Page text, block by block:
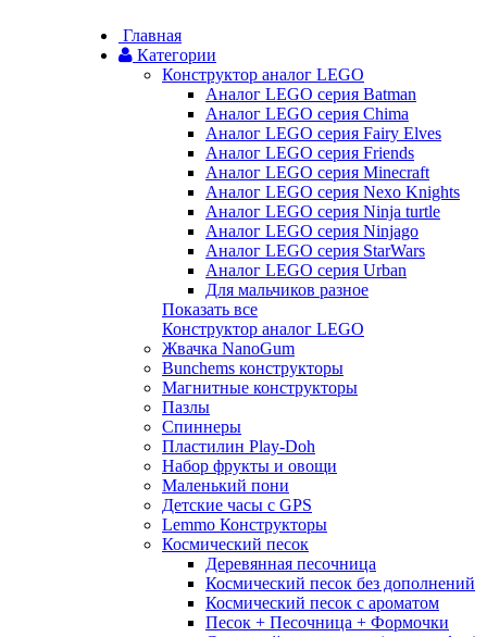
Главная
Категории
Конструктор аналог LEGO
Аналог LEGO серия Batman
Аналог LEGO серия Chima
Аналог LEGO серия Fairy Elves
Аналог LEGO серия Friends
Аналог LEGO серия Minecraft
Аналог LEGO серия Nexo Knights
Аналог LEGO серия Ninja turtle
Аналог LEGO серия Ninjago
Аналог LEGO серия StarWars
Аналог LEGO серия Urban
Для мальчиков разное
Показать все
Конструктор аналог LEGO
Жвачка NanoGum
Bunchems конструкторы
Магнитные конструкторы
Пазлы
Спиннеры
Пластилин Play-Doh
Набор фрукты и овощи
Маленький пони
Детские часы с GPS
Lemmo Конструкторы
Космический песок
Деревянная песочница
Космический песок без дополнений
Космический песок с ароматом
Песок + Песочница + Формочки